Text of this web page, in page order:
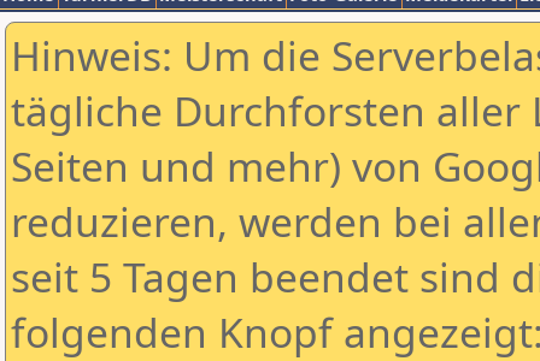
Hinweis: Um die
tägliche Durchforsten aller
Seiten und mehr) von
reduzieren, werden bei
seit 5 Tagen beendet sind
folgenden Knopf